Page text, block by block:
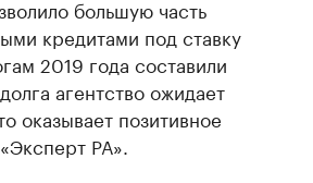
большую часть
кредитами под ставку
2019 года составили
агентство ожидает
оказывает позитивное
РА».